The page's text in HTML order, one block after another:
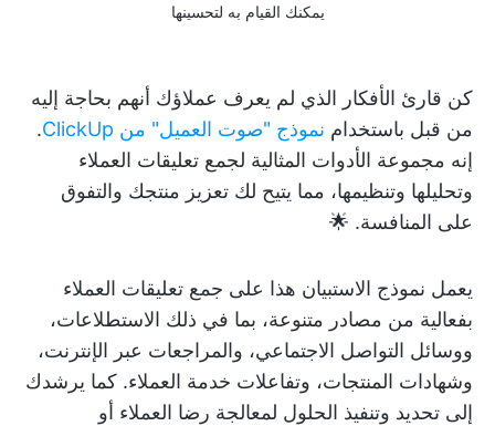
يمكنك القيام به لتحسينها
كن قارئ الأفكار الذي لم يعرف عملاؤك أنهم بحاجة إليه
من قبل باستخدام نموذج "صوت العميل" من ClickUp
.
إنه مجموعة الأدوات المثالية لجمع تعليقات العملاء
وتحليلها وتنظيمها، مما يتيح لك تعزيز منتجك والتفوق
على المنافسة. 🌟
يعمل نموذج الاستبيان هذا على جمع تعليقات العملاء
بفعالية من مصادر متنوعة، بما في ذلك الاستطلاعات،
ووسائل التواصل الاجتماعي، والمراجعات عبر الإنترنت،
وشهادات المنتجات، وتفاعلات خدمة العملاء. كما يرشدك
إلى تحديد وتنفيذ الحلول لمعالجة رضا العملاء أو